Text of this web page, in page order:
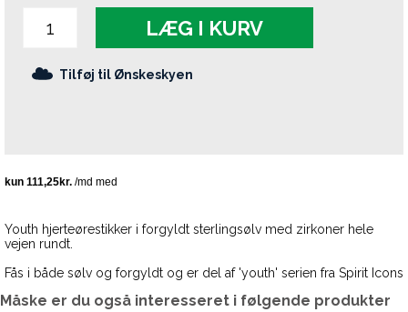
LÆG I KURV
Tilføj til Ønskeskyen
Youth hjerteørestikker i forgyldt sterlingsølv med zirkoner hele
vejen rundt.
Fås i både sølv og forgyldt og er del af 'youth' serien fra Spirit Icons
Måske er du også interesseret i følgende produkter